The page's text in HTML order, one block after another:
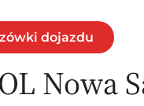
dojazdu
Nowa